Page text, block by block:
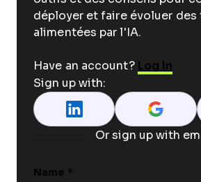
déployer et faire évoluer
alimentées par l'IA.
Have an account? Log In
Sign up with:
Or sign up with
Name *